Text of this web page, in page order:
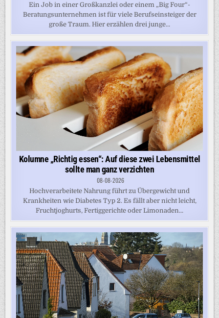
Ein Job in einer Großkanzlei oder einem „Big Four“-
Beratungsunternehmen ist für viele Berufseinsteiger der
große Traum. Hier erzählen drei junge...
Kolumne „Richtig essen“: Auf diese zwei Lebensmittel
sollte man ganz verzichten
08-08-2026
Hochverarbeitete Nahrung führt zu Übergewicht und
Krankheiten wie Diabetes Typ 2. Es fällt aber nicht leicht,
Fruchtjoghurts, Fertiggerichte oder Limonaden...